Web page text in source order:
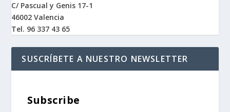
C/ Pascual y Genis 17-1
46002 Valencia
Tel. 96 337 43 65
SUSCRÍBETE A NUESTRO NEWSLETTER
Subscribe